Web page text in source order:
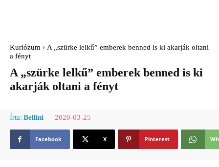
Kuriózum
A „szürke lelkű” emberek benned is ki akarják oltani
a fényt
A „szürke lelkű” emberek benned is ki
akarják oltani a fényt
Írta: Bellini 2020-03-25
Facebook X Pinterest